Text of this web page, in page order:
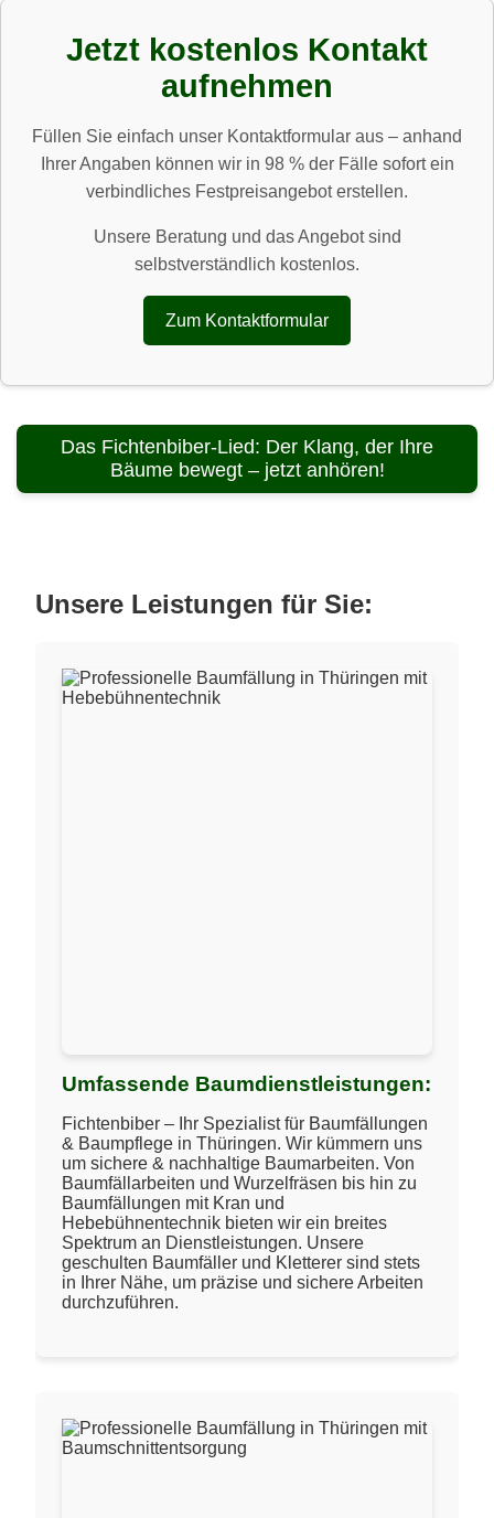
Jetzt kostenlos Kontakt
aufnehmen
Füllen Sie einfach unser Kontaktformular aus – anhand
Ihrer Angaben können wir in 98 % der Fälle sofort ein
verbindliches Festpreisangebot erstellen.
Unsere Beratung und das Angebot sind
selbstverständlich kostenlos.
Zum Kontaktformular
Das Fichtenbiber-Lied: Der Klang, der Ihre
Bäume bewegt – jetzt anhören!
Unsere Leistungen für Sie:
Umfassende Baumdienstleistungen:
Fichtenbiber – Ihr Spezialist für Baumfällungen
& Baumpflege in Thüringen. Wir kümmern uns
um sichere & nachhaltige Baumarbeiten. Von
Baumfällarbeiten und Wurzelfräsen bis hin zu
Baumfällungen mit Kran und
Hebebühnentechnik bieten wir ein breites
Spektrum an Dienstleistungen. Unsere
geschulten Baumfäller und Kletterer sind stets
in Ihrer Nähe, um präzise und sichere Arbeiten
durchzuführen.